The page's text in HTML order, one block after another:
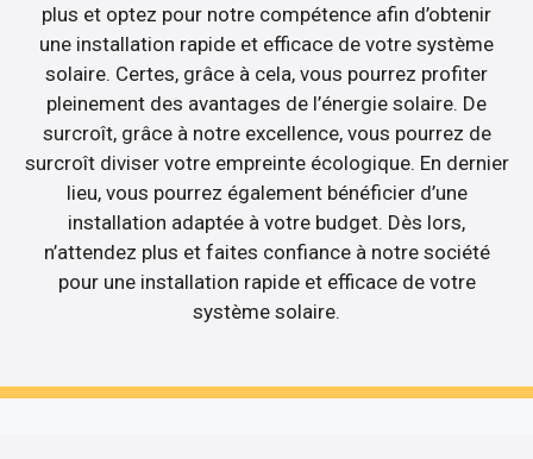
plus et optez pour notre compétence afin d’obtenir
une installation rapide et efficace de votre système
solaire. Certes, grâce à cela, vous pourrez profiter
pleinement des avantages de l’énergie solaire. De
surcroît, grâce à notre excellence, vous pourrez de
surcroît diviser votre empreinte écologique. En dernier
lieu, vous pourrez également bénéficier d’une
installation adaptée à votre budget. Dès lors,
n’attendez plus et faites confiance à notre société
pour une installation rapide et efficace de votre
système solaire.